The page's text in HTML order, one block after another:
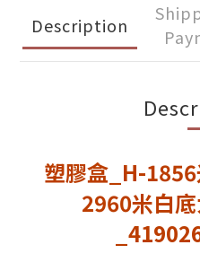
Description
塑膠盒_H-
2960米白